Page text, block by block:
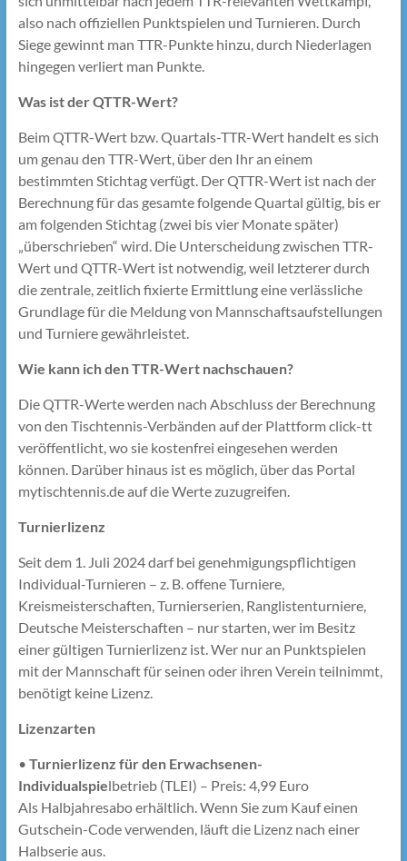
also nach offiziellen Punktspielen und Turnieren. Durch
Siege gewinnt man TTR-Punkte hinzu, durch Niederlagen
hingegen verliert man Punkte.
Was ist der QTTR-Wert?
Beim QTTR-Wert bzw. Quartals-TTR-Wert handelt es sich
um genau den TTR-Wert, über den Ihr an einem
bestimmten Stichtag verfügt. Der QTTR-Wert ist nach der
Berechnung für das gesamte folgende Quartal gültig, bis er
am folgenden Stichtag (zwei bis vier Monate später)
„überschrieben“ wird. Die Unterscheidung zwischen TTR-
Wert und QTTR-Wert ist notwendig, weil letzterer durch
die zentrale, zeitlich fixierte Ermittlung eine verlässliche
Grundlage für die Meldung von Mannschaftsaufstellungen
und Turniere gewährleistet.
Wie kann ich den TTR-Wert nachschauen?
Die QTTR-Werte werden nach Abschluss der Berechnung
von den Tischtennis-Verbänden auf der Plattform click-tt
veröffentlicht, wo sie kostenfrei eingesehen werden
können. Darüber hinaus ist es möglich, über das Portal
mytischtennis.de auf die Werte zuzugreifen.
Turnierlizenz
Seit dem 1. Juli 2024 darf bei genehmigungspflichtigen
Individual-Turnieren – z. B. offene Turniere,
Kreismeisterschaften, Turnierserien, Ranglistenturniere,
Deutsche Meisterschaften – nur starten, wer im Besitz
einer gültigen Turnierlizenz ist. Wer nur an Punktspielen
mit der Mannschaft für seinen oder ihren Verein teilnimmt,
benötigt keine Lizenz.
Lizenzarten
• Turnierlizenz für den Erwachsenen-
Individualspielbetrieb (TLEI) – Preis: 4,99 Euro
Als Halbjahresabo erhältlich. Wenn Sie zum Kauf einen
Gutschein-Code verwenden, läuft die Lizenz nach einer
Halbserie aus.